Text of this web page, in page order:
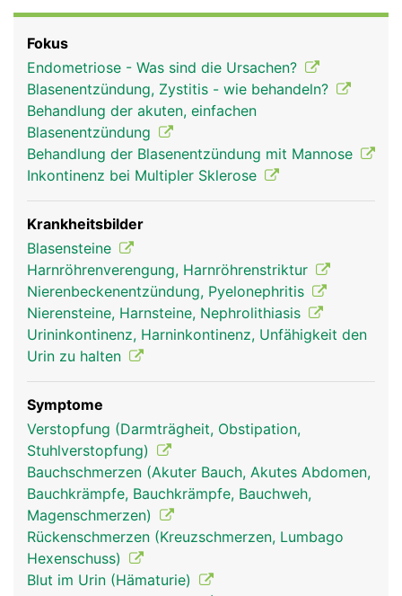
Rubriken
bis zu einen halben Liter Urin sammeln. Bei Frauen
ist die Harnblase etwas kleiner, da sie sich im
Unterleib den Platz mit der Gebärmutter teilen
muss. Ab einer bestimmten Füllmenge wird der
Harndrang ausgelöst, normalerweise wenn die
Blase etwa halb gefüllt ist. Der Harnabfluss aus
der Blase wird durch zwei ringförmige Muskeln
reguliert, den inneren und den äusseren
Schliessmuskel. Während der innere
Schliessmuskel nicht willentlich beeinflussbar ist,
kann der äussere bewusst kontrolliert werden.
Wird er bewusst entspannt, kann der Harn
ablaufen. Der nicht kontrollierbare innere
Schliessmuskel verhindert, dass vor der gewollten
Entleerung Urin verloren wird.
Fokus
Endometriose - Was sind die Ursachen?
Blasenentzündung, Zystitis - wie behandeln?
Behandlung der akuten, einfachen
Blasenentzündung
Behandlung der Blasenentzündung mit Mannose
Inkontinenz bei Multipler Sklerose
Krankheitsbilder
Blasensteine
Harnröhrenverengung, Harnröhrenstriktur
Nierenbeckenentzündung, Pyelonephritis
Nierensteine, Harnsteine, Nephrolithiasis
Urininkontinenz, Harninkontinenz, Unfähigkeit den
Urin zu halten
Symptome
Verstopfung (Darmträgheit, Obstipation,
Stuhlverstopfung)
Bauchschmerzen (Akuter Bauch, Akutes Abdomen,
Bauchkrämpfe, Bauchkrämpfe, Bauchweh,
Magenschmerzen)
Rückenschmerzen (Kreuzschmerzen, Lumbago
Hexenschuss)
Blut im Urin (Hämaturie)